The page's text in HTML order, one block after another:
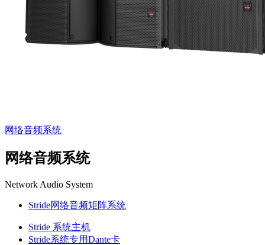
网络音频系统
网络音频系统
Network Audio System
Stride网络音频矩阵系统
Stride 系统主机
Stride系统专用Dante卡